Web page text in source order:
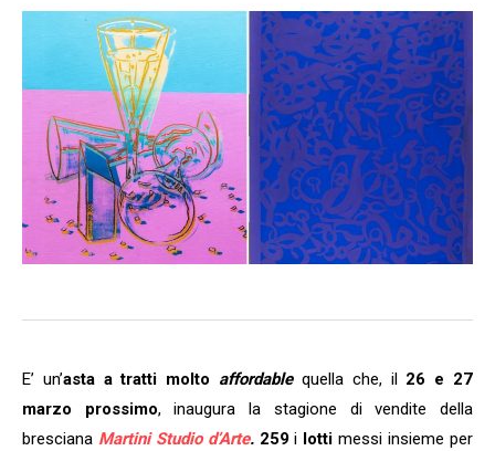
E’ un’asta a tratti molto affordable quella che, il 26 e 27
marzo prossimo, inaugura la stagione di vendite della
bresciana Martini Studio d’Arte. 259i lotti messi insieme per